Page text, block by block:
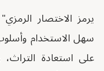
يرمز الاختصار
سهل الاستخدام وأسلوب
على استعادة